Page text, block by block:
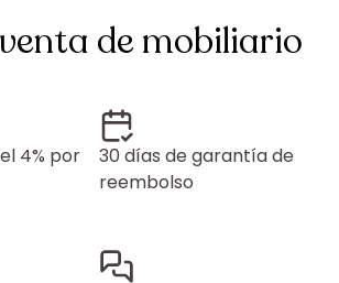
venta de mobiliario
4% por
30 días de garantía de
reembolso